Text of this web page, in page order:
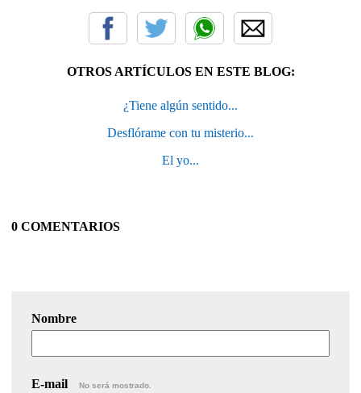
OTROS ARTÍCULOS EN ESTE BLOG:
¿Tiene algún sentido...
Desflórame con tu misterio...
El yo...
0 COMENTARIOS
Nombre
E-mail No será mostrado.